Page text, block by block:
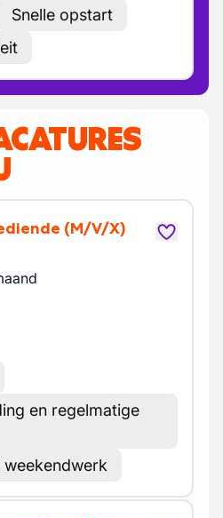
Snelle opstart
(M/V/X)
en regelmatige